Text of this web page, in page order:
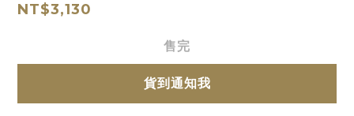
NT$3,130
售完
貨到通知我